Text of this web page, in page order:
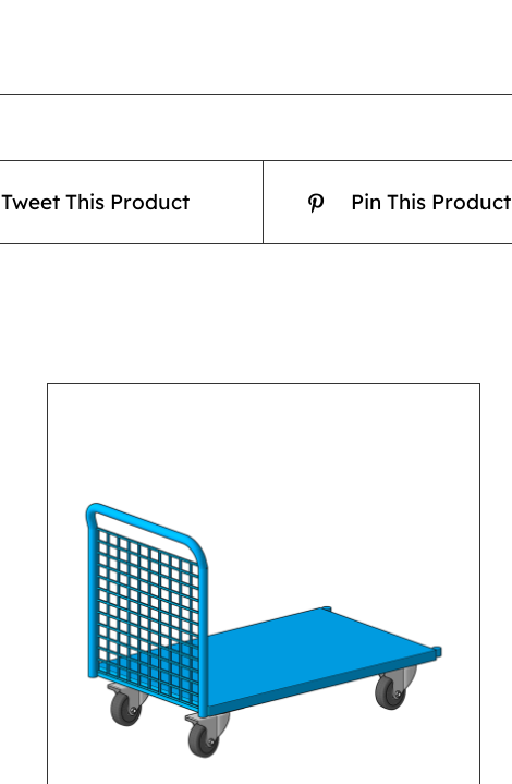
Tweet This Product Pin This Product